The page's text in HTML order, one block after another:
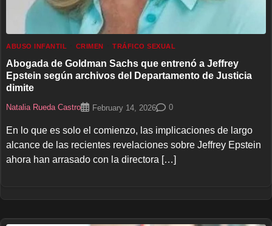
ABUSO INFANTIL CRIMEN TRÁFICO SEXUAL
Abogada de Goldman Sachs que entrenó a Jeffrey
Epstein según archivos del Departamento de Justicia
dimite
Natalia Rueda Castro February 14, 2026 0
En lo que es solo el comienzo, las implicaciones de largo
alcance de las recientes revelaciones sobre Jeffrey Epstein
ahora han arrasado con la directora […]